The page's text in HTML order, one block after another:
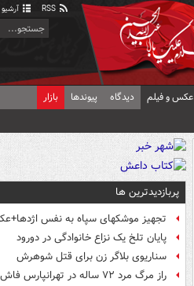
آرشیو
عکس و فیلم دیدگاه پیوندها بازار
پربازدیدترین ها
تجهیز موشکهای سپاه به نفس
پایان تلخ یک نزاع خانوادگی در دورود
سناریوی بلاگر زن برای قتل شوهرش
راز مرگ مرد ۷۲ ساله در تهرانپارس فاش شد